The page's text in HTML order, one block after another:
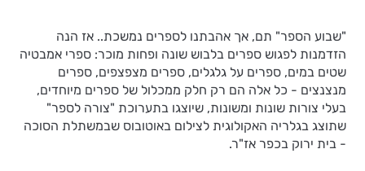
"שבוע הספר" תם, אך אהבתנו לספרים נמשכת.. אז הנה
הזדמנות לפגוש ספרים בלבוש שונה ופחות מוכר: ספרי אמבטיה
שטים במים, ספרים על גלגלים, ספרים מצפצפים, ספרים
מנצנצים - כל אלה הם רק חלק ממכלול של ספרים מיוחדים,
בעלי צורות שונות ומשונות, שיוצגו בתערוכת "צורה לספר"
שתוצג בגלריה האקולוגית לצילום באוטובוס שבמשתלת הסוכה
- בית ירוק בכפר אז"ר.